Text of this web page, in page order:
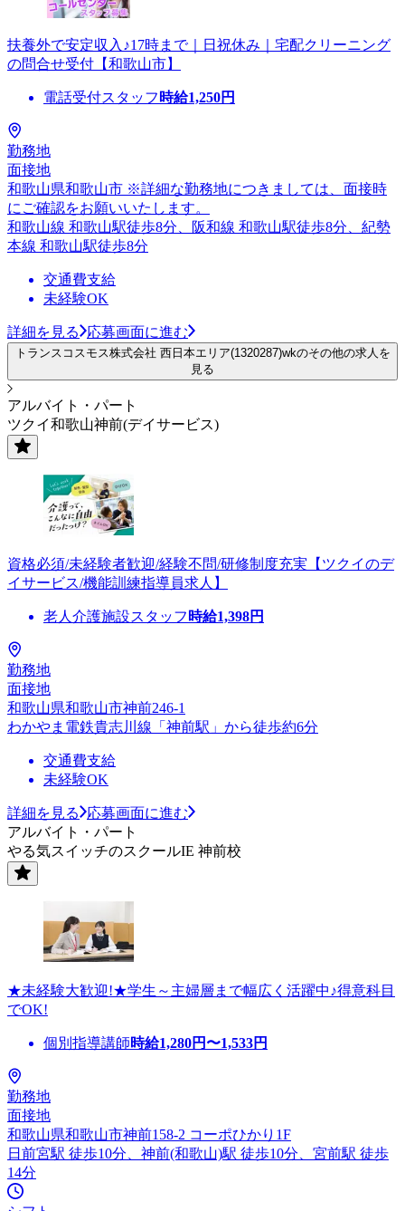
扶養外で安定収入♪17時まで｜日祝休み｜宅配クリーニング
の問合せ受付【和歌山市】
電話受付スタッフ 時給1,250円
勤務地
面接地
和歌山県和歌山市 ※詳細な勤務地につきましては、面接時
にご確認をお願いいたします。
和歌山線 和歌山駅徒歩8分、阪和線 和歌山駅徒歩8分、紀勢
本線 和歌山駅徒歩8分
交通費支給
未経験OK
詳細を見る 応募画面に進む
トランスコスモス株式会社 西日本エリア(1320287)wkのその他の求人を
見る
アルバイト・パート
ツクイ和歌山神前(デイサービス)
資格必須/未経験者歓迎/経験不問/研修制度充実【ツクイのデ
イサービス/機能訓練指導員求人】
老人介護施設スタッフ 時給1,398円
勤務地
面接地
和歌山県和歌山市神前246-1
わかやま電鉄貴志川線「神前駅」から徒歩約6分
交通費支給
未経験OK
詳細を見る
応募画面に進む
アルバイト・パート
やる気スイッチのスクールIE 神前校
★未経験大歓迎!★学生～主婦層まで幅広く活躍中♪得意科目
でOK!
個別指導講師時給1,280円〜1,533円
勤務地
面接地
和歌山県和歌山市神前158-2 コーポひかり1F
日前宮駅 徒歩10分、神前(和歌山)駅 徒歩10分、宮前駅 徒歩
14分